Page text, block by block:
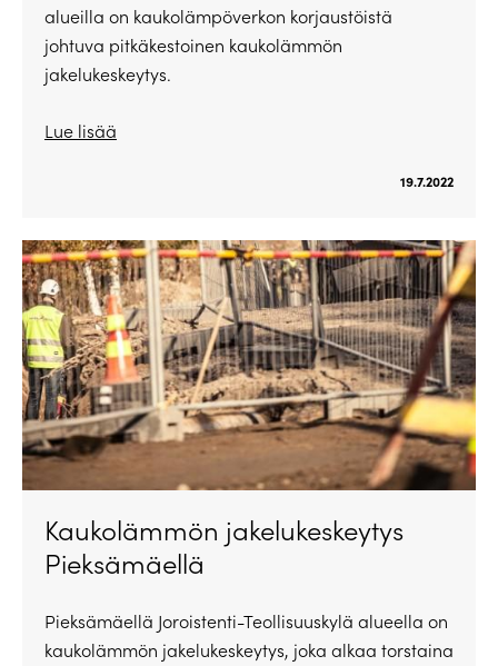
alueilla on kaukolämpöverkon korjaustöistä
johtuva pitkäkestoinen kaukolämmön
jakelukeskeytys.
Lue lisää
19.7.2022
Kaukolämmön jakelukeskeytys
Pieksämäellä
Pieksämäellä Joroistenti-Teollisuuskylä alueella on
kaukolämmön jakelukeskeytys, joka alkaa torstaina